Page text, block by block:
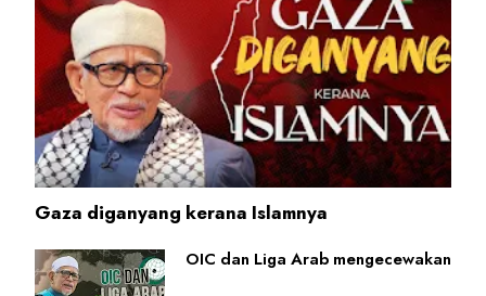
Gaza diganyang kerana Islamnya
OIC dan Liga Arab mengecewakan